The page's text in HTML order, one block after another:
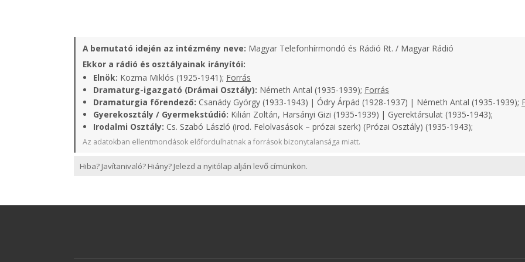
A bemutató idején az intézmény neve: Magyar Telefonhírmondó és Rádió Rt. / Magyar Rádió
Ekkor a rádió és osztályainak irányítói:
Elnök: Kozma Miklós (1925-1941); Forrás
Dramaturg-igazgató (Drámai Osztály): Németh Antal (1935-1939); Forrás
Dramaturgia főrendező: Csanády György (1933-1943) | Ódry Árpád (1928-1937) | Németh Antal (1935-1939);
Gyerekosztály / Gyermekstúdió: Kilián Zoltán, Harsányi Gizi (1935-1939) | Gyerektársulat (1935-1943);
Irodalmi Osztály: Cs. Szabó László (irod. Felolvasások – prózai szerk) (Prózai Osztály) (1935-1943);
Az adatokban ellentmondások előfordulhatnak a források bizonytalansága miatt.
Hiba? Javítanivaló? Hiány? Jelezd a nyitólap alján levő címünkön.